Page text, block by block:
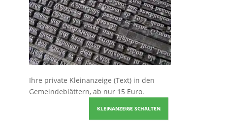
Ihre private Kleinanzeige (Text) in den
Gemeindeblättern, ab nur 15 Euro.
KLEINANZEIGE SCHALTEN